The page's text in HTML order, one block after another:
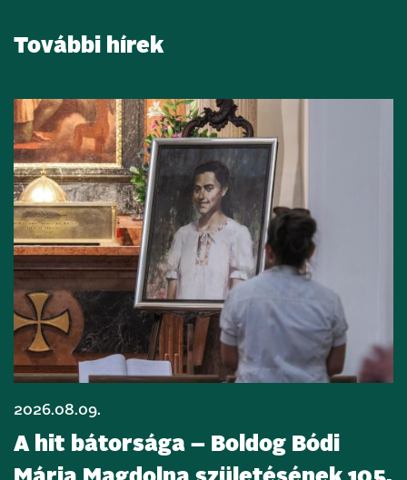
További hírek
2026.08.09.
A hit bátorsága – Boldog Bódi